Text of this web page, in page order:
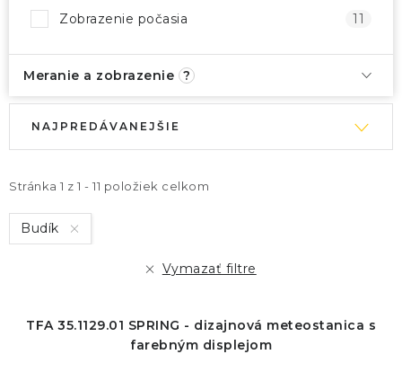
Zobrazenie počasia 11
Meranie a zobrazenie ?
i
s
p
Stránka 1 z 1 - 11 položiek celkom
e
n
i
NAJPREDÁVANEJŠIE
Budík
Vymazať filtre
TFA 35.1129.01 SPRING - dizajnová meteostanica s
farebným displejom